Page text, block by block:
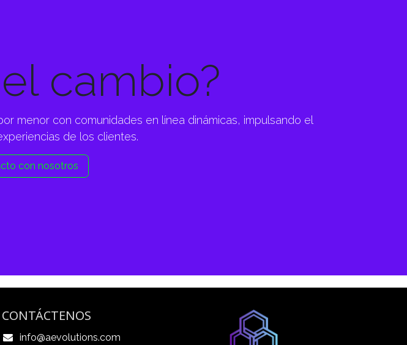
cambio?
menor con comunidades en línea dinámicas, impulsando el
de los clientes.
con nosotros
CONTÁCTENOS
info@aevolutions.com